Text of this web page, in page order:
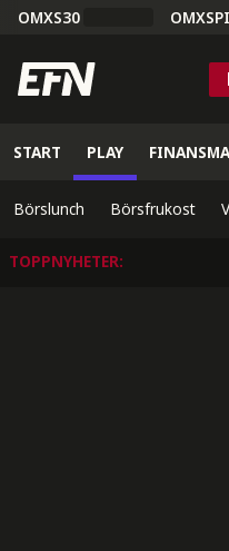
OMXS30 OMXSPI
START PLAY
Börslunch Börsfrukost
TOPPNYHETER: